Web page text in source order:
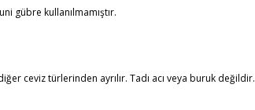
gübre kullanılmamıştır.
ceviz türlerinden ayrılır. Tadı acı veya buruk değildir.